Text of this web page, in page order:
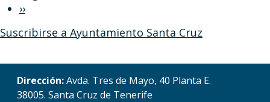
Siguiente página
››
Suscribirse a Ayuntamiento Santa Cruz
Dirección:Avda. Tres de Mayo, 40 Planta E.
38005. Santa Cruz de Tenerife